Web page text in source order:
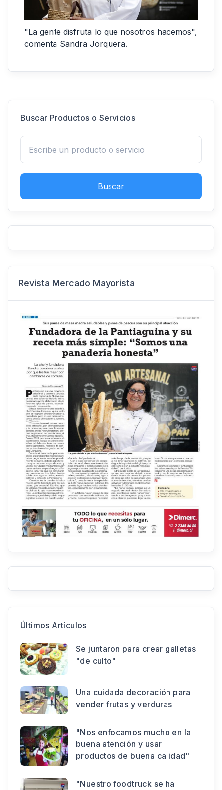
"La gente disfruta lo que nosotros hacemos",
comenta Sandra Jorquera.
Buscar Productos o Servicios
Buscar
Revista Mercado Mayorista
Últimos Artículos
Se juntaron para crear galletas
"de culto"
Una cuidada decoración para
vender frutas y verduras
"Nos enfocamos mucho en la
buena atención y usar
productos de buena calidad"
"Nuestro foodtruck se ha